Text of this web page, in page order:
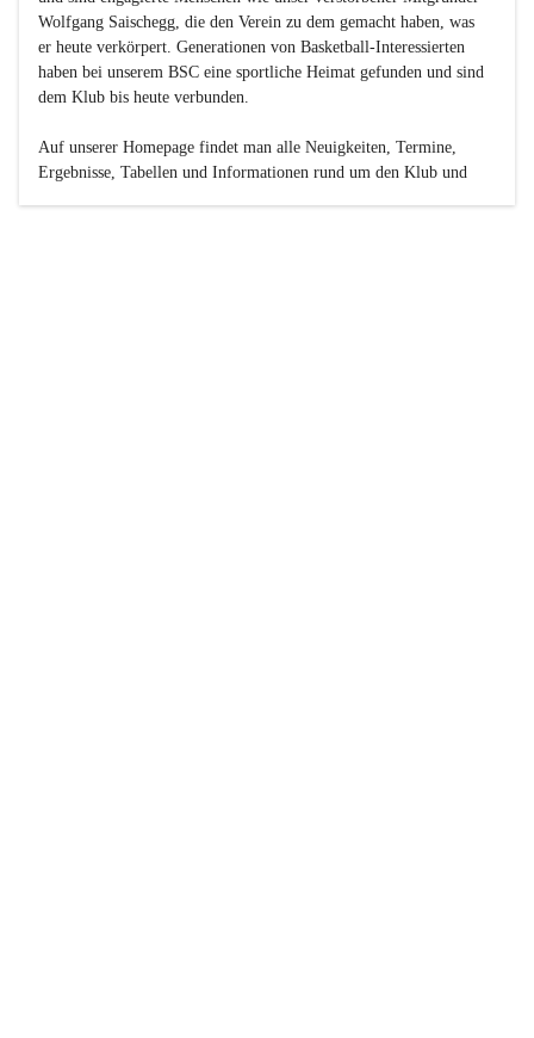
Wolfgang Saischegg, die den Verein zu dem gemacht haben, was
er heute verkörpert. Generationen von Basketball-Interessierten
haben bei unserem BSC eine sportliche Heimat gefunden und sind
dem Klub bis heute verbunden.
Auf unserer Homepage findet man alle Neuigkeiten, Termine,
Ergebnisse, Tabellen und Informationen rund um den Klub und